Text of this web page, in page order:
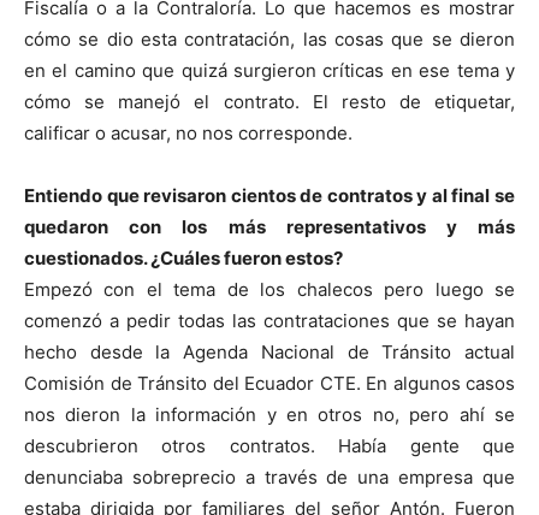
Fiscalía o a la Contraloría. Lo que hacemos es mostrar
cómo se dio esta contratación, las cosas que se dieron
en el camino que quizá surgieron críticas en ese tema y
cómo se manejó el contrato. El resto de etiquetar,
calificar o acusar, no nos corresponde.
Entiendo que revisaron cientos de contratos y al final se
quedaron con los más representativos y más
cuestionados. ¿Cuáles fueron estos?
Empezó con el tema de los chalecos pero luego se
comenzó a pedir todas las contrataciones que se hayan
hecho desde la Agenda Nacional de Tránsito actual
Comisión de Tránsito del Ecuador CTE. En algunos casos
nos dieron la información y en otros no, pero ahí se
descubrieron otros contratos. Había gente que
denunciaba sobreprecio a través de una empresa que
estaba dirigida por familiares del señor Antón. Fueron